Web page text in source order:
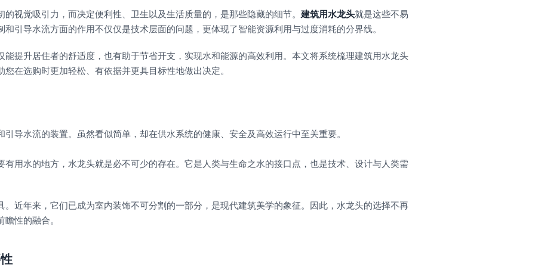
视觉吸引力，而决定便利性、卫生以及生活质量的，是那些隐藏的细节。 建筑用水龙头就是这些不易
引导水流方面的作用不仅仅是技术层面的问题，更体现了智能资源利用与过度消耗的分界线。
提升居住者的舒适度，也有助于节省开支，实现水和能源的高效利用。本文将系统梳理建筑用水龙头
在选购时更加轻松、有依据并更具目标性地做出决定。
导水流的装置。虽然看似简单，却在供水系统的健康、安全及高效运行中至关重要。
用水的地方，水龙头就是必不可少的存在。它是人类与生命之水的接口点，也是技术、设计与人类需
近年来，它们已成为室内装饰不可分割的一部分，是现代建筑美学的象征。因此，水龙头的选择不再
性的融合。